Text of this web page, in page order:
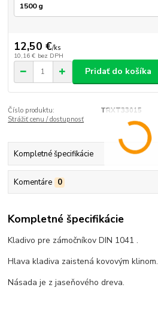
12,50 €/ks
10,16 € bez DPH
Pridať do košíka
Číslo produktu:
TRXT33015
Strážiť cenu / dostupnosť
Kompletné špecifikácie
Komentáre 0
Kompletné špecifikácie
Kladivo pre zámočníkov DIN 1041 .
Hlava kladiva zaistená kovovým klinom.
Násada je z jaseňového dreva.